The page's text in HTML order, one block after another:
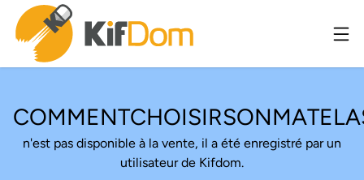
n'est pas disponible à la vente, il a été enregistré par un
utilisateur de Kifdom.